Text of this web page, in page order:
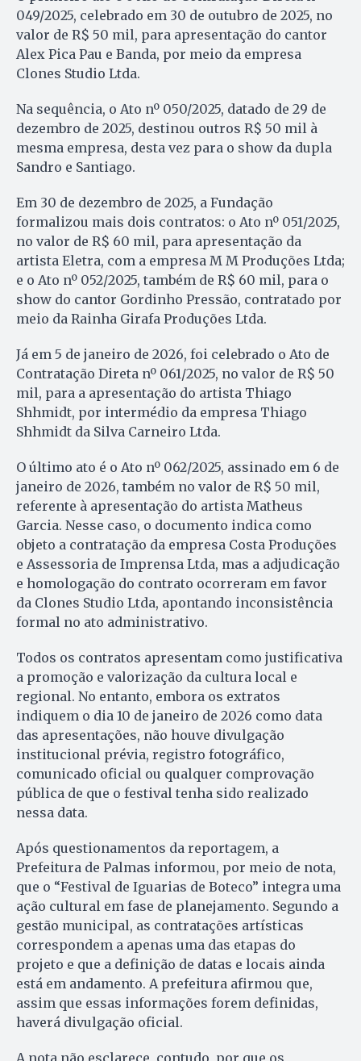
049/2025, celebrado em 30 de outubro de 2025, no
valor de R$ 50 mil, para apresentação do cantor
Alex Pica Pau e Banda, por meio da empresa
Clones Studio Ltda.
Na sequência, o Ato nº 050/2025, datado de 29 de
dezembro de 2025, destinou outros R$ 50 mil à
mesma empresa, desta vez para o show da dupla
Sandro e Santiago.
Em 30 de dezembro de 2025, a Fundação
formalizou mais dois contratos: o Ato nº 051/2025,
no valor de R$ 60 mil, para apresentação da
artista Eletra, com a empresa M M Produções Ltda;
e o Ato nº 052/2025, também de R$ 60 mil, para o
show do cantor Gordinho Pressão, contratado por
meio da Rainha Girafa Produções Ltda.
Já em 5 de janeiro de 2026, foi celebrado o Ato de
Contratação Direta nº 061/2025, no valor de R$ 50
mil, para a apresentação do artista Thiago
Shhmidt, por intermédio da empresa Thiago
Shhmidt da Silva Carneiro Ltda.
O último ato é o Ato nº 062/2025, assinado em 6 de
janeiro de 2026, também no valor de R$ 50 mil,
referente à apresentação do artista Matheus
Garcia. Nesse caso, o documento indica como
objeto a contratação da empresa Costa Produções
e Assessoria de Imprensa Ltda, mas a adjudicação
e homologação do contrato ocorreram em favor
da Clones Studio Ltda, apontando inconsistência
formal no ato administrativo.
Todos os contratos apresentam como justificativa
a promoção e valorização da cultura local e
regional. No entanto, embora os extratos
indiquem o dia 10 de janeiro de 2026 como data
das apresentações, não houve divulgação
institucional prévia, registro fotográfico,
comunicado oficial ou qualquer comprovação
pública de que o festival tenha sido realizado
nessa data.
Após questionamentos da reportagem, a
Prefeitura de Palmas informou, por meio de nota,
que o “Festival de Iguarias de Boteco” integra uma
ação cultural em fase de planejamento. Segundo a
gestão municipal, as contratações artísticas
correspondem a apenas uma das etapas do
projeto e que a definição de datas e locais ainda
está em andamento. A prefeitura afirmou que,
assim que essas informações forem definidas,
haverá divulgação oficial.
A nota não esclarece, contudo, por que os